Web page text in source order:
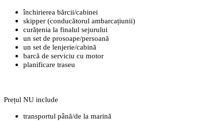
închirierea bărcii/cabinei
skipper (conducătorul ambarcațiunii)
curățenia la finalul sejurului
un set de prosoape/persoană
un set de lenjerie/cabină
barcă de serviciu cu motor
planificare traseu
Prețul NU include
transportul până/de la marină